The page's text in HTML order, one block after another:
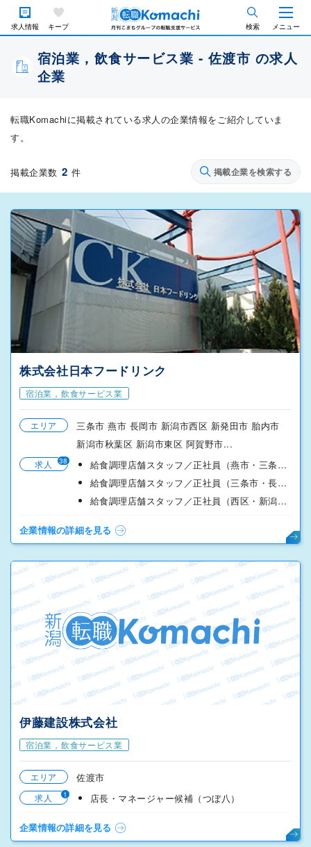
求人情報 キープ 検索 メニュー
宿泊業，飲食サービス業 - 佐渡市 の求人
企業
転職Komachiに掲載されている求人の企業情報をご紹介していま
す。
掲載企業数 2 件 掲載企業を検索する
株式会社日本フードリンク
宿泊業，飲食サービス業
エリア
三条市 燕市 長岡市 新潟市西区 新発田市 胎内市
新潟市秋葉区 新潟市東区 阿賀野市...
求人 38
給食調理店舗スタッフ／正社員（燕市・三条市）
給食調理店舗スタッフ／正社員（三条市・長岡）
給食調理店舗スタッフ／正社員（西区・新潟市内）
企業情報の詳細を見る
伊藤建設株式会社
宿泊業，飲食サービス業
エリア 佐渡市
求人 1 店長・マネージャー候補（つぼ八）
企業情報の詳細を見る